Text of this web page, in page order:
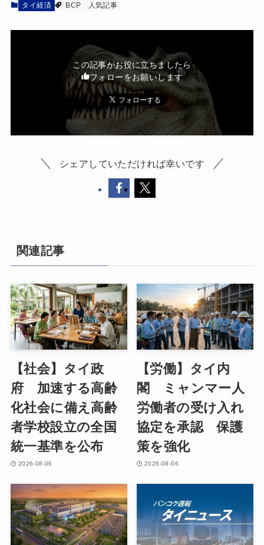
タイ経済 BCP 人気記事
この記事がお役に立ちましたら
フォローをお願いします
シェアしていただければ幸いです
関連記事
【社会】タイ政
府 加速する高齢
化社会に備え高齢
者学校設立の全国
統一基準を公布
2026-08-06
【労働】タイ内
閣 ミャンマー人
労働者の受け入れ
協定を承認 保護
策を強化
2026-08-06